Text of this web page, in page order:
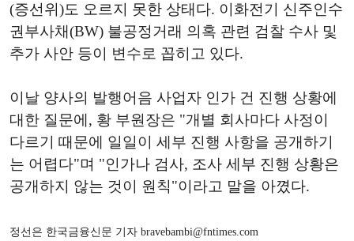
(증선위)도 오르지 못한 상태다. 이화전기 신주인수
권부사채(BW) 불공정거래 의혹 관련 검찰 수사 및
추가 사안 등이 변수로 꼽히고 있다.
이날 양사의 발행어음 사업자 인가 건 진행 상황에
대한 질문에, 황 부원장은 "개별 회사마다 사정이
다르기 때문에 일일이 세부 진행 사항을 공개하기
는 어렵다"며 "인가나 검사, 조사 세부 진행 상황은
공개하지 않는 것이 원칙"이라고 말을 아꼈다.
정선은 한국금융신문 기자 bravebambi@fntimes.com